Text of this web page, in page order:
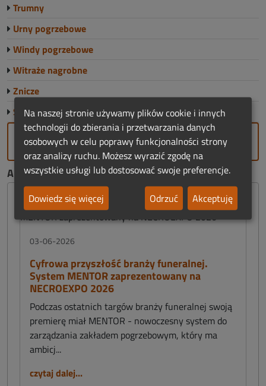
Trumny
Urny pogrzebowe
Windy pogrzebowe
Witraże nagrobne
Znicze
Sklep Funeralny
DODAJ FIRMĘ
AKTUALNOŚCI FUNERALNE:
03-06-2026
Cyfrowa przyszłość branży funeralnej.
System MENTOR zaprezentowany na
NECROEXPO 2026
Podczas ostatnich targów branży funeralnej swoją
premierę miał MENTOR - nowoczesny system do
zarządzania zakładem pogrzebowym, który ma
ambicj...
czytaj dalej...
Na naszej stronie używamy plików cookie i innych
technologii do zbierania i przetwarzania danych
osobowych w celu poprawy funkcjonalności strony
oraz analizy ruchu. Możesz wyrazić zgodę na
wszystkie usługi lub dostosować swoje preferencje.
Dowiedz się więcej
Odrzuć Akceptuję